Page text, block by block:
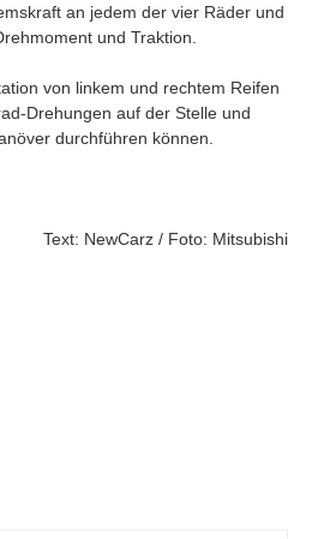
an jedem der vier Räder und
und Traktion.
von linkem und rechtem Reifen
Drehungen auf der Stelle und
durchführen können.
Text: NewCarz / Foto: Mitsubishi